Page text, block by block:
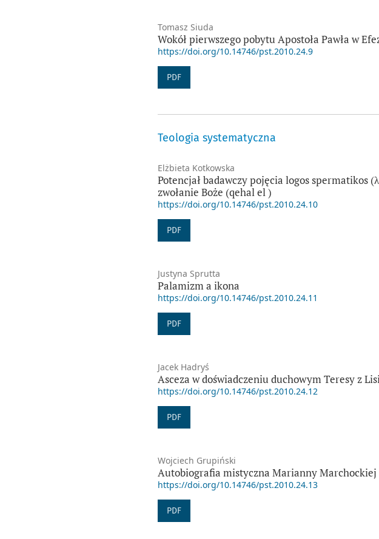
Tomasz Siuda
Wokół pierwszego pobytu Apostoła Pawła w
https://doi.org/10.14746/pst.2010.24.9
PDF
Teologia systematyczna
Elżbieta Kotkowska
Potencjał badawczy pojęcia logos spermatikos
zwołanie Boże (qehal el )
https://doi.org/10.14746/pst.2010.24.10
PDF
Justyna Sprutta
Palamizm a ikona
https://doi.org/10.14746/pst.2010.24.11
PDF
Jacek Hadryś
Asceza w doświadczeniu duchowym Teresy z
https://doi.org/10.14746/pst.2010.24.12
PDF
Wojciech Grupiński
Autobiografia mistyczna Marianny Marchockiej
https://doi.org/10.14746/pst.2010.24.13
PDF